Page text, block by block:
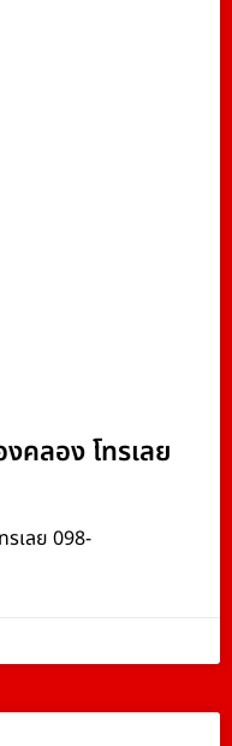
คลอง โทรเลย
รเลย 098-